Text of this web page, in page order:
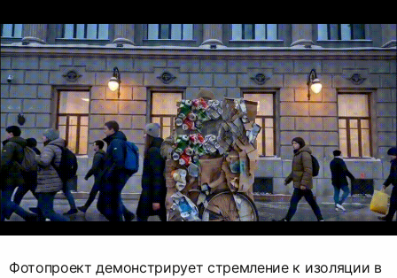
Фотопроект демонстрирует стремление к изоляции в